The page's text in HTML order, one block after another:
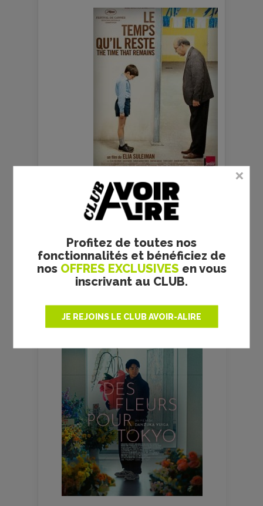
Profitez de toutes nos
fonctionnalités et bénéficiez de
nos OFFRES EXCLUSIVES en vous
inscrivant au CLUB.
JE REJOINS LE CLUB AVOIR-ALIRE
Plus de films
LE FILM DELA
SEMAINE